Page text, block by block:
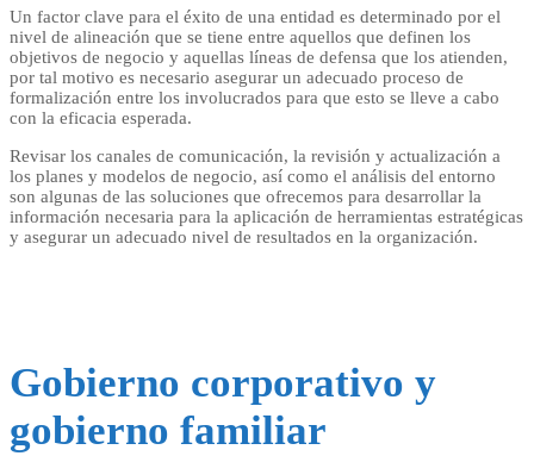
Un factor clave para el éxito de una entidad es determinado por el
nivel de alineación que se tiene entre aquellos que definen los
objetivos de negocio y aquellas líneas de defensa que los atienden,
por tal motivo es necesario asegurar un adecuado proceso de
formalización entre los involucrados para que esto se lleve a cabo
con la eficacia esperada.
Revisar los canales de comunicación, la revisión y actualización a
los planes y modelos de negocio, así como el análisis del entorno
son algunas de las soluciones que ofrecemos para desarrollar la
información necesaria para la aplicación de herramientas estratégicas
y asegurar un adecuado nivel de resultados en la organización.
Gobierno corporativo y
gobierno familiar